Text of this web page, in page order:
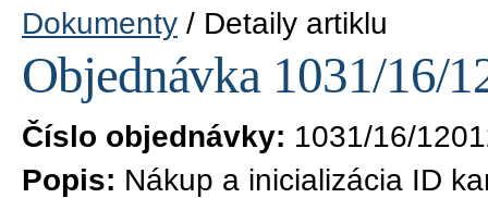
Dokumenty Detaily artiklu
Objednávka 1031/16/
Číslo objednávky: 1031/16/
Popis: Nákup a inicializácia ID